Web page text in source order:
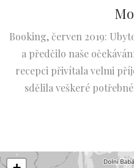
Booking, červen 2019:
a předčilo naše
recepci přivítala velmi
sdělila veškeré